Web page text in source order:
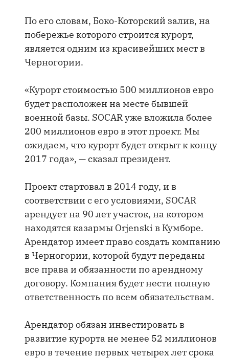
По его словам, Боко-Которский залив, на
побережье которого строится курорт,
является одним из красивейших мест в
Черногории.
«Курорт стоимостью 500 миллионов евро
будет расположен на месте бывшей
военной базы. SOCAR уже вложила более
200 миллионов евро в этот проект. Мы
ожидаем, что курорт будет открыт к концу
2017 года», — сказал президент.
Проект стартовал в 2014 году, и в
соответствии с его условиями, SOCAR
арендует на 90 лет участок, на котором
находятся казармы Orjenski в Кумборе.
Арендатор имеет право создать компанию
в Черногории, которой будут переданы
все права и обязанности по арендному
договору. Компания будет нести полную
ответственность по всем обязательствам.
Арендатор обязан инвестировать в
развитие курорта не менее 52 миллионов
евро в течение первых четырех лет срока